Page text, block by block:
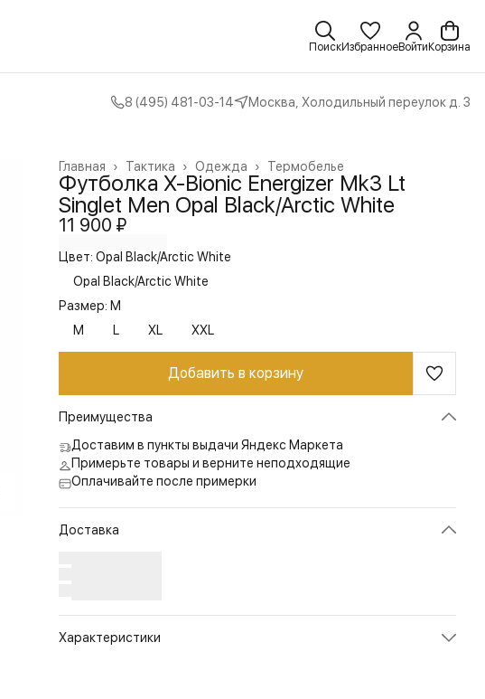
ПоискИзбранноеВойти Корзина
8 (495) 481-03-14 Москва, Холодильный переулок д. 3
Термобелье
Одежда ›
Тактика ›
Главная ›
Футболка X-Bionic Energizer Mk3 Lt
Singlet Men Opal Black/Arctic White
11 900 ₽
Цвет: Opal Black/Arctic White
Opal Black/Arctic White
Размер: M
M
L XL XXL
Добавить в корзину
Преимущества
Доставим в пункты выдачи Яндекс Маркета
Примерьте товары и верните неподходящие
Оплачивайте после примерки
Доставка
Характеристики